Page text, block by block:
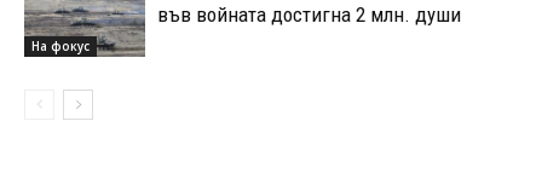
На фокус
във войната достигна 2 млн. души